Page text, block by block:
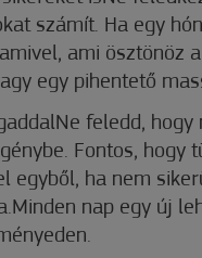
számít. Ha egy
ami ösztönöz
egy pihentető
feledd, hogy
Fontos, hogy
egyből, ha nem
nap egy új